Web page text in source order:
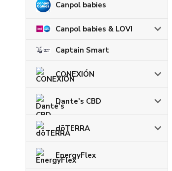
Canpol babies
Canpol babies & LOVI
Captain Smart
CONEXIÓN
Dante’s CBD
dōTERRA
EnergyFlex